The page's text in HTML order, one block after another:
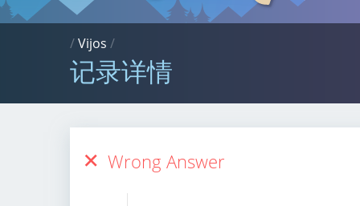
/Vijos /
记录详情
Wrong Answer